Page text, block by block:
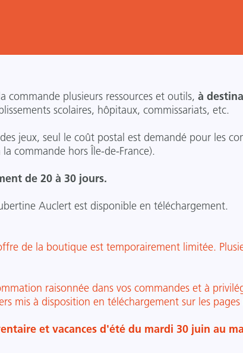
commande plusieurs ressources et outils, à
scolaires, hôpitaux, commissariats, etc.
jeux, seul le coût postal est demandé pour les
commande hors Île-de-France).
de 20 à 30 jours.
Auclert est disponible en téléchargement.
de la boutique est temporairement limitée.
raisonnée dans vos commandes et à
mis à disposition en téléchargement sur les pages
et vacances d'été du mardi 30 juin au